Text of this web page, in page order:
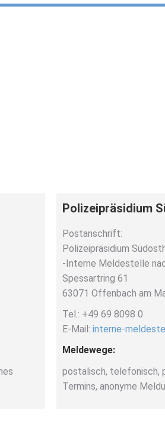
Polizeipräsidium
Postanschrift:
Polizeipräsidium
-Interne Meldestelle
Spessartring 61
63071 Offenbach am
Tel.: +49 69 8098 0
E-Mail: interne-
Meldewege:
postalisch, telefonisch,
Termins, anonyme